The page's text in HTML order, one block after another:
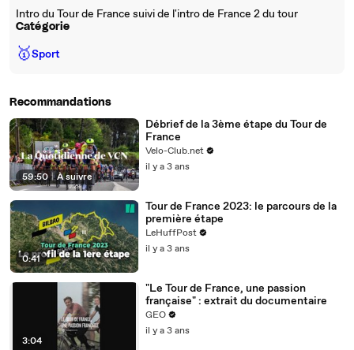
Intro du Tour de France suivi de l'intro de France 2 du tour
Catégorie
🥇Sport
Recommandations
59:50 | À suivre
Débrief de la 3ème étape du Tour de
France
Velo-Club.net
il y a 3 ans
0:41
Tour de France 2023: le parcours de la
première étape
LeHuffPost
il y a 3 ans
3:04
"Le Tour de France, une passion
française" : extrait du documentaire
GEO
il y a 3 ans